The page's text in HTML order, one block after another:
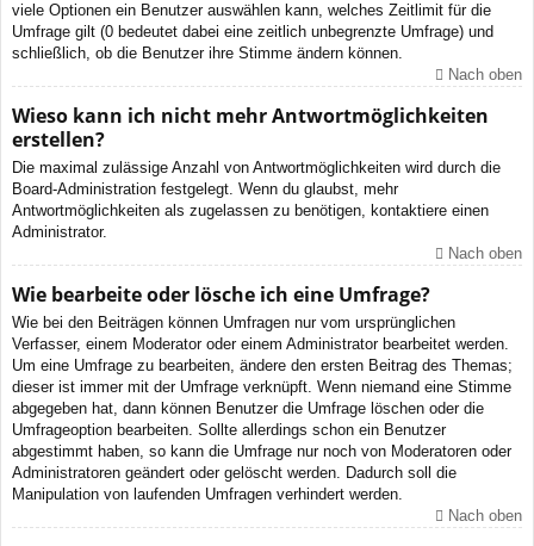
viele Optionen ein Benutzer auswählen kann, welches Zeitlimit für die
Umfrage gilt (0 bedeutet dabei eine zeitlich unbegrenzte Umfrage) und
schließlich, ob die Benutzer ihre Stimme ändern können.
Nach oben
Wieso kann ich nicht mehr Antwortmöglichkeiten
erstellen?
Die maximal zulässige Anzahl von Antwortmöglichkeiten wird durch die
Board-Administration festgelegt. Wenn du glaubst, mehr
Antwortmöglichkeiten als zugelassen zu benötigen, kontaktiere einen
Administrator.
Nach oben
Wie bearbeite oder lösche ich eine Umfrage?
Wie bei den Beiträgen können Umfragen nur vom ursprünglichen
Verfasser, einem Moderator oder einem Administrator bearbeitet werden.
Um eine Umfrage zu bearbeiten, ändere den ersten Beitrag des Themas;
dieser ist immer mit der Umfrage verknüpft. Wenn niemand eine Stimme
abgegeben hat, dann können Benutzer die Umfrage löschen oder die
Umfrageoption bearbeiten. Sollte allerdings schon ein Benutzer
abgestimmt haben, so kann die Umfrage nur noch von Moderatoren oder
Administratoren geändert oder gelöscht werden. Dadurch soll die
Manipulation von laufenden Umfragen verhindert werden.
Nach oben